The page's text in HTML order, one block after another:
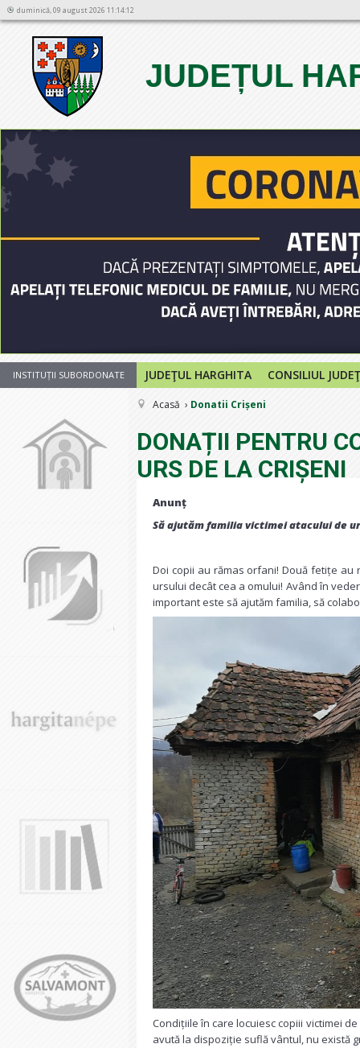
duminică, 09 august 2026 11:14:12
JUDEȚUL
12
INSTITUȚII SUBORDONATE JUDEŢUL HARGHITA CONSILIUL
Acasă Donatii Crișeni
DONAȚII PENTRU
URS DE LA CRIȘENI
Anunț
Să ajutăm familia victimei atacului de
Doi copii au rămas orfani! Două fetițe
ursului decât cea a omului! Având în
important este să ajutăm familia, să
Condițiile în care locuiesc copiii victimei
avută la dispoziție suflă vântul, nu există